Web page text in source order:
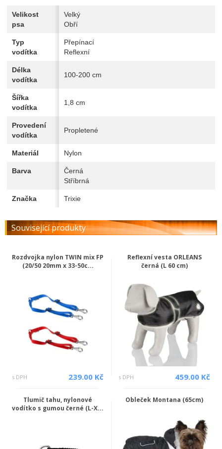
Velikost
psa
Velký
Obří
Typ
vodítka
Přepínací
Reflexní
Délka
vodítka
100-200 cm
Šířka
vodítka
1,8 cm
Provedení
vodítka
Propletené
Materiál Nylon
Barva
Černá
Stříbrná
Značka Trixie
Související produkty
Rozdvojka nylon TWIN mix FP
(20/50 20mm x 33-50c...
s DPH 239.00 Kč
Reflexní vesta ORLEANS
černá (L 60 cm)
s DPH 459.00 Kč
Tlumič tahu, nylonové
vodítko s gumou černé (L-X...
Obleček Montana (65cm)